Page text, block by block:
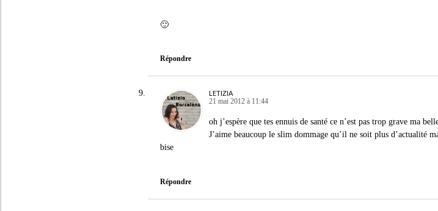
🙂
Répondre
LETIZIA
21 mai 2012 à 11:44
oh j’espère que tes ennuis de santé ce n’est pas trop grave ma
J’aime beaucoup le slim dommage qu’il ne soit plus d’actualité
bise
Répondre